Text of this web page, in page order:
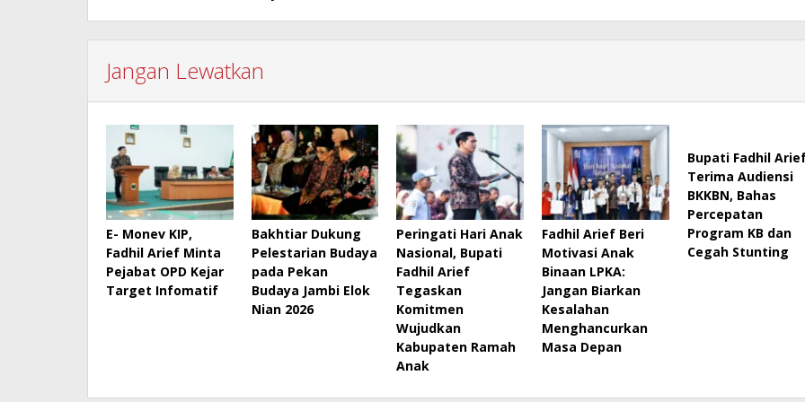
Jangan Lewatkan
E- Monev KIP,
Fadhil Arief Minta
Pejabat OPD Kejar
Target Infomatif
Bakhtiar Dukung
Pelestarian Budaya
pada Pekan
Budaya Jambi Elok
Nian 2026
Peringati Hari Anak
Nasional, Bupati
Fadhil Arief
Tegaskan
Komitmen
Wujudkan
Kabupaten Ramah
Anak
Fadhil Arief Beri
Motivasi Anak
Binaan LPKA:
Jangan Biarkan
Kesalahan
Menghancurkan
Masa Depan
Bupati Fadhil
Terima Audiensi
BKKBN, Bahas
Percepatan
Program KB dan
Cegah Stunting